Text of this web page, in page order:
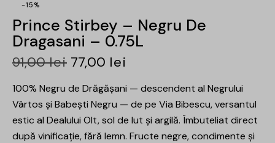
-15%
Prince Stirbey – Negru De
Dragasani – 0.75L
91,00lei 77,00 lei
100% Negru de Drăgășani — descendent al Negrului
Vârtos și Babești Negru — de pe Via Bibescu, versantul
estic al Dealului Olt, sol de lut și argilă. Îmbuteliat direct
după vinificație, fără lemn. Fructe negre, condimente și